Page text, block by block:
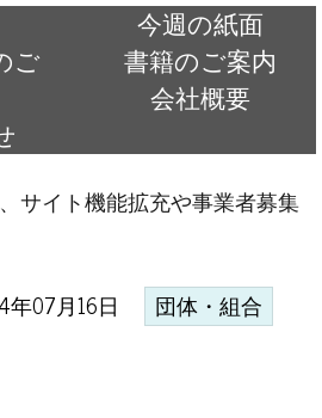
今週の紙面
ご
書籍のご案内
会社概要
サイト機能拡充や事業者募集
年07月16日 団体・組合